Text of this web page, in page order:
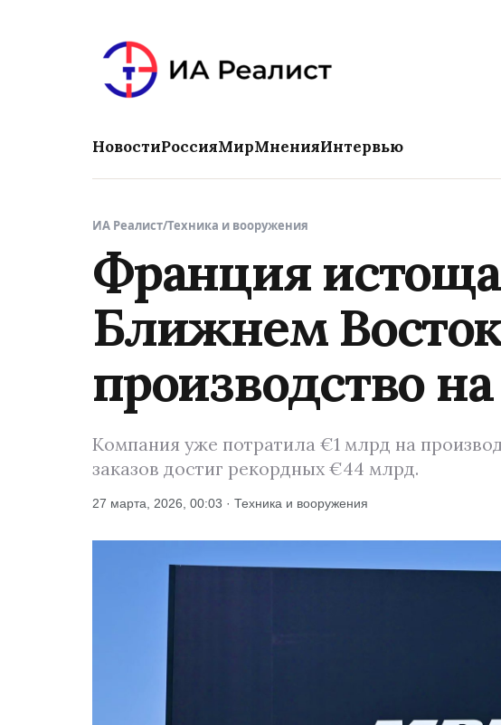
НовостиРоссияМирМненияИнтервью
ИА Реалист/Техника и вооружения
Франция
Ближнем
производство
Компания уже потратила €1 млрд на
заказов достиг рекордных €44 млрд.
27 марта, 2026, 00:03 · Техника и вооружения